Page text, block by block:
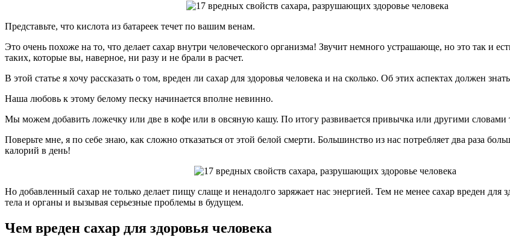
Представьте, что кислота из батареек течет по вашим венам.
Это очень похоже на то, что делает сахар внутри человеческого организма! Звучит немного устрашающе, но это так и
таких, которые вы, наверное, ни разу и не брали в расчет.
В этой статье я хочу рассказать о том, вреден ли сахар для здоровья человека и на сколько. Об этих аспектах должен
Наша любовь к этому белому песку начинается вполне невинно.
Мы можем добавить ложечку или две в кофе или в овсяную кашу. По итогу развивается привычка или другими словами
Поверьте мне, я по себе знаю, как сложно отказаться от этой белой смерти. Большинство из нас потребляет два раза
калорий в день!
Но добавленный сахар не только делает пищу слаще и ненадолго заряжает нас энергией. Тем не менее сахар вреден для
тела и органы и вызывая серьезные проблемы в будущем.
Чем вреден сахар для здоровья человека